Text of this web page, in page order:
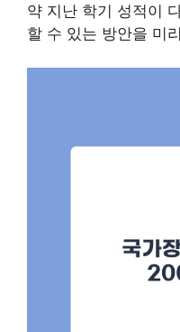
약 지난 학기 성적이
할 수 있는 방안을 미